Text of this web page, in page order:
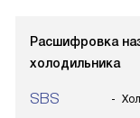
Расшифровка
холодильника
SBS